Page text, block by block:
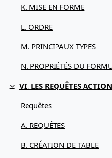
K. MISE EN FORME
L. ORDRE
M. PRINCIPAUX TYPES
Replier
VI. LES REQUÊTES ACTION
Requêtes
A. REQUÊTES
B. CRÉATION DE TABLE